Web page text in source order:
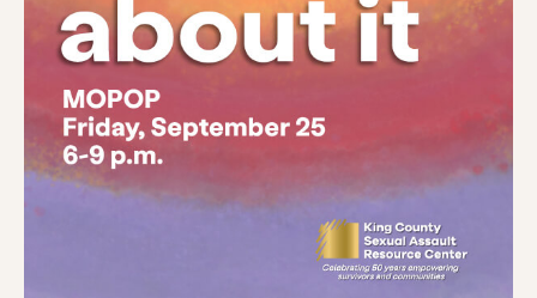
Recursos Dar Involucrarse
Empleo Preguntas más frecuentes Donar
Buscar KCSARC